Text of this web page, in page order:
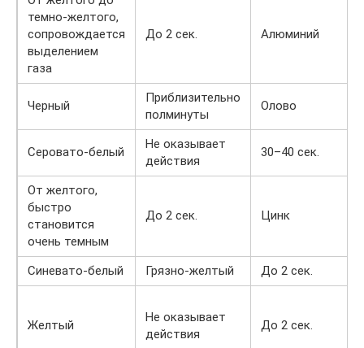
темно-желтого,
сопровождается
выделением
газа
До 2 сек. Алюминий
Черный
Приблизительно
полминуты
Олово
Серовато-белый
Не оказывает
действия
30–40 сек.
От желтого,
быстро
становится
очень темным
До 2 сек. Цинк
Синевато-белый Грязно-желтый До 2 сек.
Желтый
Не оказывает
действия
До 2 сек.